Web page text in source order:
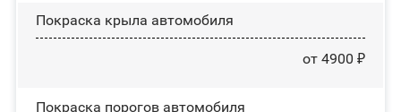
Покраска крыла автомобиля
от 4900 ₽
Покраска порогов автомобиля